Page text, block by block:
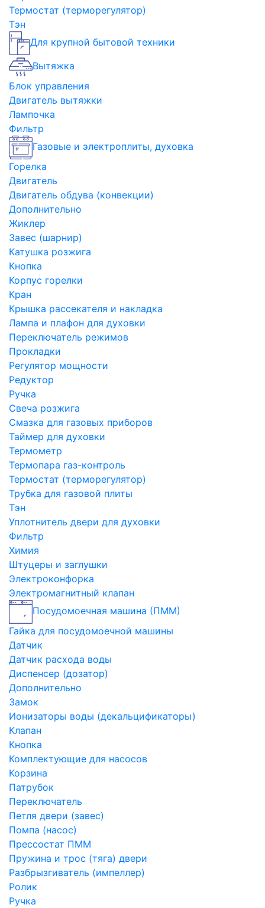
Термостат (терморегулятор)
Тэн
Для крупной бытовой техники
Вытяжка
Блок управления
Двигатель вытяжки
Лампочка
Фильтр
Газовые и электроплиты, духовка
Горелка
Двигатель
Двигатель обдува (конвекции)
Дополнительно
Жиклер
Завес (шарнир)
Катушка розжига
Кнопка
Корпус горелки
Кран
Крышка рассекателя и накладка
Лампа и плафон для духовки
Переключатель режимов
Прокладки
Регулятор мощности
Редуктор
Ручка
Свеча розжига
Смазка для газовых приборов
Таймер для духовки
Термометр
Термопара газ-контроль
Термостат (терморегулятор)
Трубка для газовой плиты
Тэн
Уплотнитель двери для духовки
Фильтр
Химия
Штуцеры и заглушки
Электроконфорка
Электромагнитный клапан
Посудомоечная машина (ПММ)
Гайка для посудомоечной машины
Датчик
Датчик расхода воды
Диспенсер (дозатор)
Дополнительно
Замок
Ионизаторы воды (декальцификаторы)
Клапан
Кнопка
Комплектующие для насосов
Корзина
Патрубок
Переключатель
Петля двери (завес)
Помпа (насос)
Преcсостат ПММ
Пружина и трос (тяга) двери
Разбрызгиватель (импеллер)
Ролик
Ручка